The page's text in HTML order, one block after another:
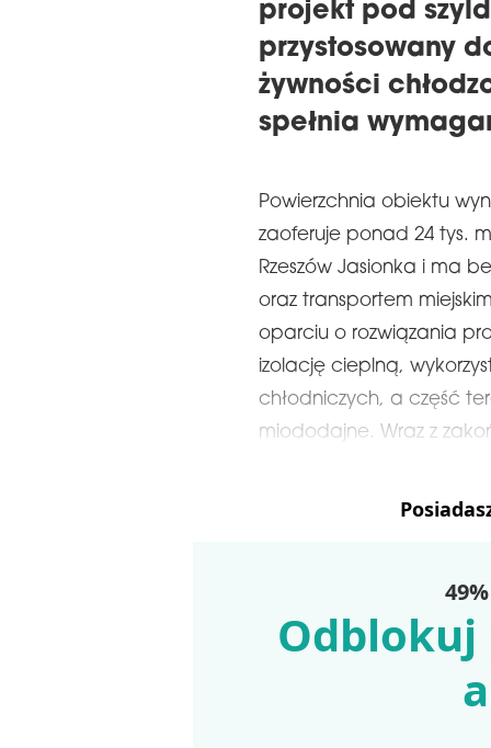
projekt pod
przystosowany
żywności
spełnia
Powierzchnia obiektu
zaoferuje ponad 24 tys.
Rzeszów Jasionka i ma
oraz transportem
oparciu o rozwiązania
izolację cieplną,
chłodniczych, a część
miododajne. Wraz z
Odblokuj